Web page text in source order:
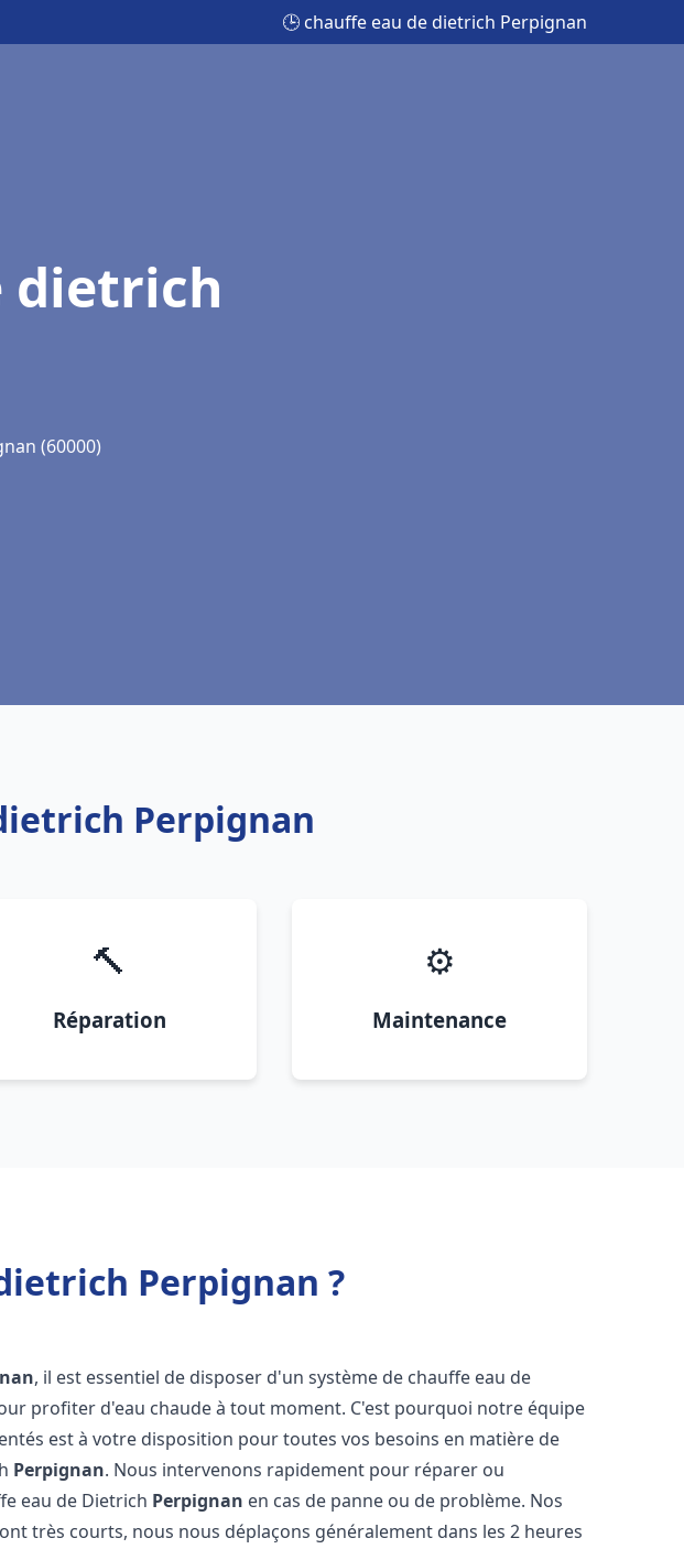
🕒 chauffe eau de dietrich Perpignan
dietrich
(60000)
Perpignan
🔨
Réparation
⚙️
Maintenance
Perpignan ?
, il est essentiel de disposer d'un système de chauffe eau de
profiter d'eau chaude à tout moment. C'est pourquoi notre équipe
est à votre disposition pour toutes vos besoins en matière de
Perpignan. Nous intervenons rapidement pour réparer ou
eau de Dietrich Perpignan en cas de panne ou de problème. Nos
très courts, nous nous déplaçons généralement dans les 2 heures